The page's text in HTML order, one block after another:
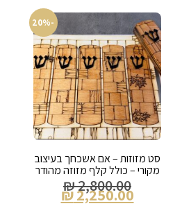
-20%
סט מזוזות – אם אשכחך בעיצוב
מקורי – כולל קלף מזוזה מהודר
₪2,800.00
₪2,250.00